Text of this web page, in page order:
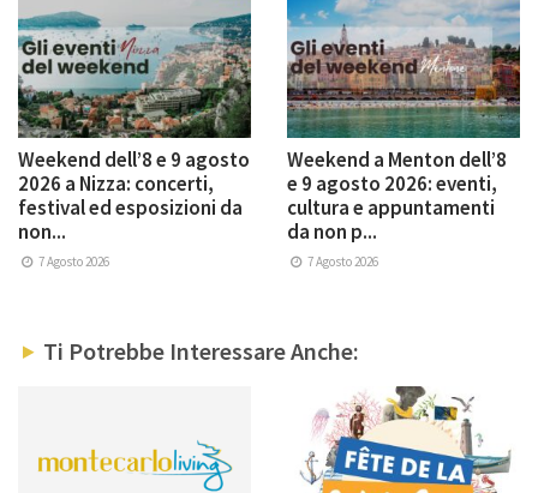
Weekend dell’8 e 9 agosto
2026 a Nizza: concerti,
festival ed esposizioni da
non...
7 Agosto 2026
Weekend a Menton dell’8
e 9 agosto 2026: eventi,
cultura e appuntamenti
da non p...
7 Agosto 2026
Ti Potrebbe Interessare Anche: